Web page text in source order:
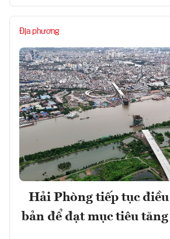
Địa phương
Hải Phòng tiếp tục
bản để đạt mục tiêu